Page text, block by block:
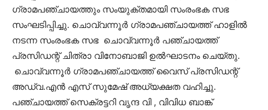
ഗ്രാമപഞ്ചായത്തും സംയുക്തമായി സംരംഭക സഭ
സംഘടിപ്പിച്ചു. ചൊവ്വന്നൂര്‍ ഗ്രാമപഞ്ചായത്ത് ഹാളില്‍
നടന്ന സംരംഭക സഭ ചൊവ്വന്നൂര്‍ പഞ്ചായത്ത്
പ്രസിഡന്റ് ചിത്രാ വിനോബാജി ഉല്‍ഘാടനം ചെയ്തു.
ചൊവ്വന്നൂര്‍ ഗ്രാമപഞ്ചായത്ത് വൈസ് പ്രസിഡന്റ്
അഡ്വ.എന്‍ എസ് സുമേഷ് അധ്യക്ഷത വഹിച്ചു.
പഞ്ചായത്ത് സെക്രട്ടറി വൃന്ദ വി , വിവിധ ബാങ്ക്